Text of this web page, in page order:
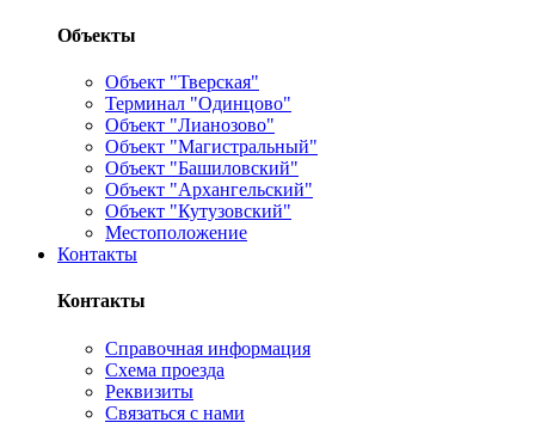
Объекты
Объект "Тверская"
Терминал "Одинцово"
Объект "Лианозово"
Объект "Магистральный"
Объект "Башиловский"
Объект "Архангельский"
Объект "Кутузовский"
Местоположение
Контакты
Контакты
Справочная информация
Схема проезда
Реквизиты
Связаться с нами